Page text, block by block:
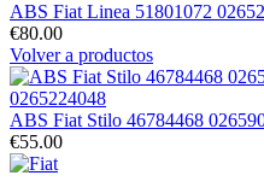
ABS Fiat Linea 51801072
€80.00
Volver a productos
ABS Fiat Stilo 46784468
€55.00